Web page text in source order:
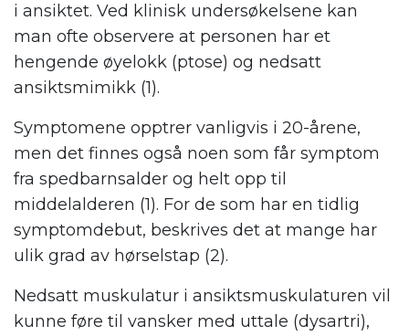
i ansiktet. Ved klinisk undersøkelsene kan
man ofte observere at personen har et
hengende øyelokk (ptose) og nedsatt
ansiktsmimikk (1).
Symptomene opptrer vanligvis i 20-årene,
men det finnes også noen som får symptom
fra spedbarnsalder og helt opp til
middelalderen (1). For de som har en tidlig
symptomdebut, beskrives det at mange har
ulik grad av hørselstap (2).
Nedsatt muskulatur i ansiktsmuskulaturen vil
kunne føre til vansker med uttale (dysartri),